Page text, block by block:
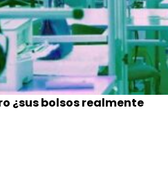
¿sus bolsos realmente